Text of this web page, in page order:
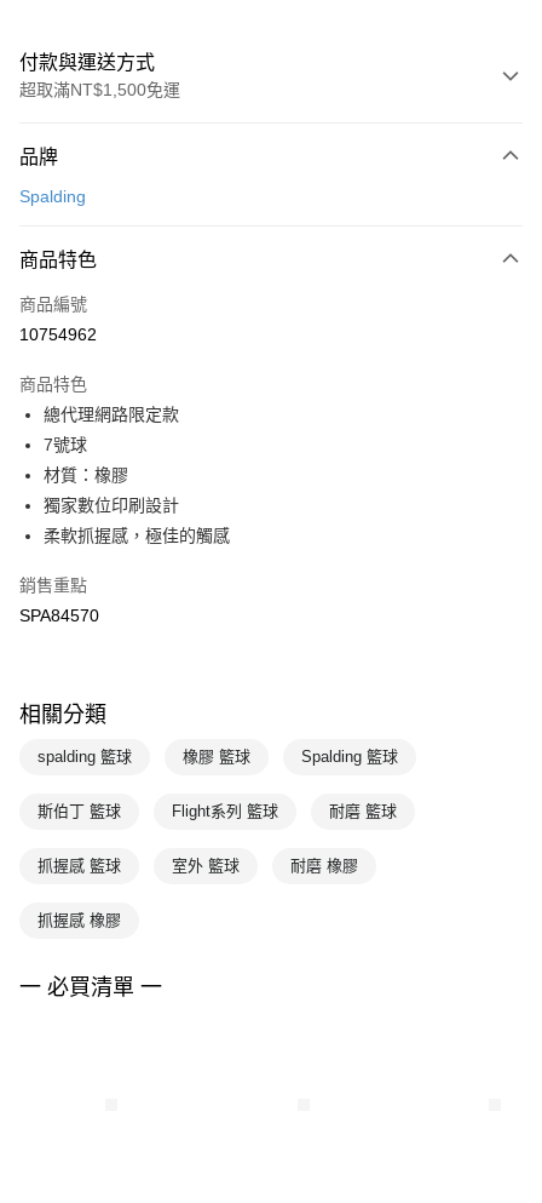
付款與運送方式
超取滿NT$1,500免運
信用卡一次付款
Apple Pay
悠遊付
7-11取貨(快速到店)
每筆NT$100，滿NT$1,500(含以上)免運費
宅配-本島
每筆NT$100，滿NT$1,500(含以上)免運費
品牌
Spalding
商品特色
商品編號
10754962
商品特色
總代理網路限定款
7號球
材質：橡膠
獨家數位印刷設計
柔軟抓握感，極佳的觸感
銷售重點
SPA84570
相關分類
spalding 籃球 橡膠 籃球 Spalding 籃球
斯伯丁 籃球 Flight系列 籃球 耐磨 籃球
抓握感 籃球 室外 籃球 耐磨 橡膠
抓握感 橡膠
一 必買清單 一